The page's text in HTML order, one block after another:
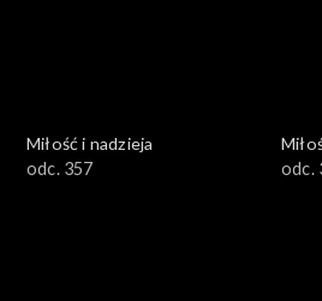
Miłość i nadzieja
odc. 357
odc.